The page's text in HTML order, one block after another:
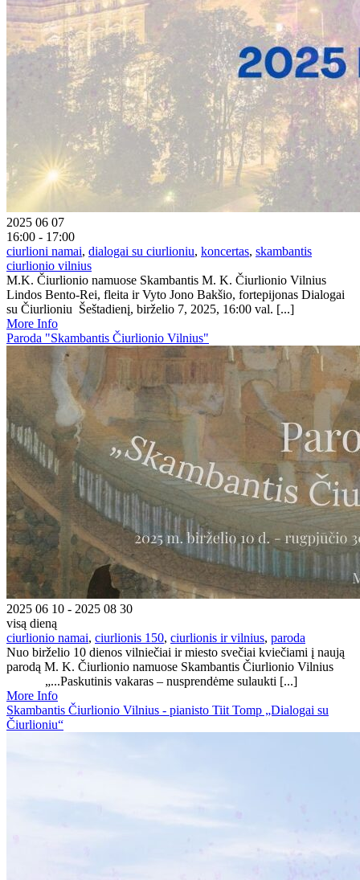
2025 06 07
16:00 - 17:00
ciurlioni namai, dialogai su ciurlioniu, koncertas, skambantis
ciurlionio vilnius
M.K. Čiurlionio namuose Skambantis M. K. Čiurlionio Vilnius
Lindos Bento-Rei, fleita ir Vyto Jono Bakšio, fortepijonas Dialogai
su Čiurlioniu Šeštadienį, birželio 7, 2025, 16:00 val. [...]
More Info
Paroda "Skambantis Čiurlionio Vilnius"
2025 06 10 - 2025 08 30
visą dieną
ciurlionio namai, ciurlionis 150, ciurlionis ir vilnius, paroda
Nuo birželio 10 dienos vilniečiai ir miesto svečiai kviečiami į naują
parodą M. K. Čiurlionio namuose Skambantis Čiurlionio Vilnius
„...Paskutinis vakaras – nusprendėme sulaukti [...]
More Info
Skambantis Čiurlionio Vilnius - pianisto Tiit Tomp „Dialogai su
Čiurlioniu“